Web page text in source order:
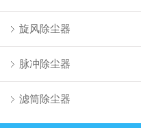
旋风除尘器
脉冲除尘器
滤筒除尘器